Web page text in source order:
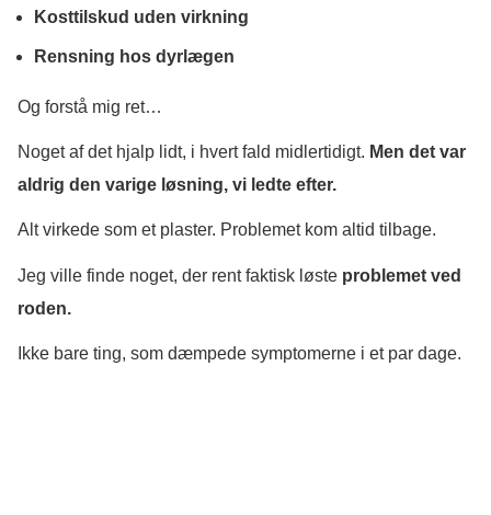
Kosttilskud uden virkning
Rensning hos dyrlægen
Og forstå mig ret…
Noget af det hjalp lidt, i hvert fald midlertidigt. Men det var
aldrig den varige løsning, vi ledte efter.
Alt virkede som et plaster. Problemet kom altid tilbage.
Jeg ville finde noget, der rent faktisk løste problemet ved
roden.
Ikke bare ting, som dæmpede symptomerne i et par dage.